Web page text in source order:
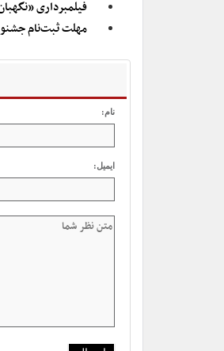
فیلمبرداری
مهلت ثبت‌نام
نام:
ایمیل: